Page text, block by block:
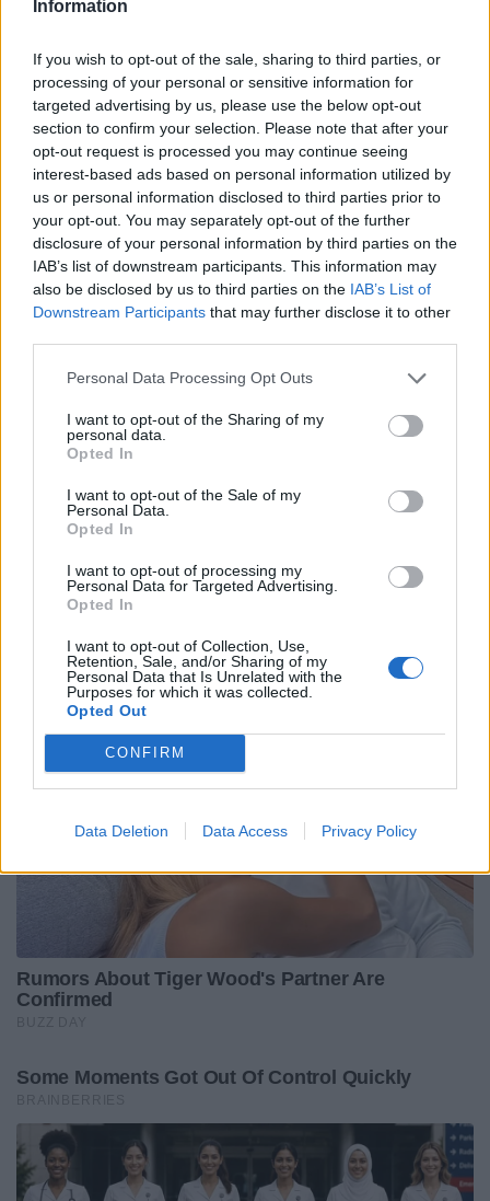
Information
If you wish to opt-out of the sale, sharing to third parties, or
processing of your personal or sensitive information for
targeted advertising by us, please use the below opt-out
section to confirm your selection. Please note that after your
opt-out request is processed you may continue seeing
interest-based ads based on personal information utilized by
us or personal information disclosed to third parties prior to
your opt-out. You may separately opt-out of the further
disclosure of your personal information by third parties on the
IAB’s list of downstream participants. This information may
also be disclosed by us to third parties on the IAB’s List of
Downstream Participants that may further disclose it to other
Personal Data Processing Opt Outs
I want to opt-out of the Sharing of my
personal data.
Opted In
I want to opt-out of the Sale of my
Personal Data.
Opted In
I want to opt-out of processing my
Personal Data for Targeted Advertising.
Opted In
I want to opt-out of Collection, Use,
Retention, Sale, and/or Sharing of my
Personal Data that Is Unrelated with the
Purposes for which it was collected.
Opted Out
CONFIRM
Data Deletion Data Access Privacy Policy
I requisiti per la
partecipazione in URC
Nel bando fra i requisiti da soddisfare per
acquisire le Zebre ci sarebbero anche un
budget economico annuo pari almeno al
diventeranno una squadra da circa 10 milioni di
euro; uno stadio di almeno 5.000 posti, con due
tribune coperte; un adeguato impianto per gli
allenamenti (stile Guizza a Padova o Ghirada a
garantito da una fidejussione di circa tre milioni
di euro.